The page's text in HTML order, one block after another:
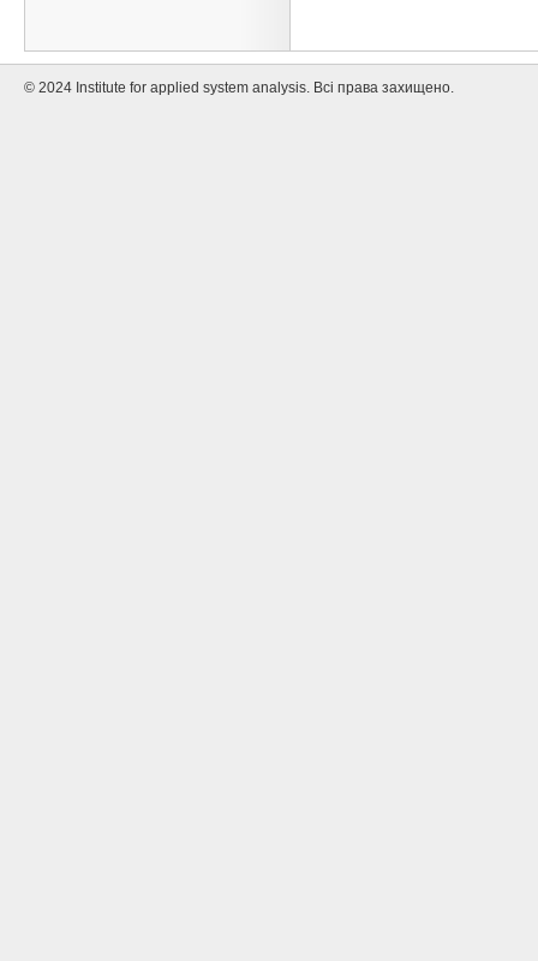
© 2024 Institute for applied system analysis. Всі права захищено.